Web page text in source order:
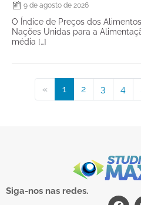
9 de agosto de 2026
O Índice de Preços dos
Nações Unidas para a
média […]
« 1 2 3 4
Siga-nos nas redes.